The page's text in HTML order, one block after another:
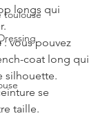
toulouse
longs qui
: vous pouvez
coat long qui
silhouette.
se
taille.